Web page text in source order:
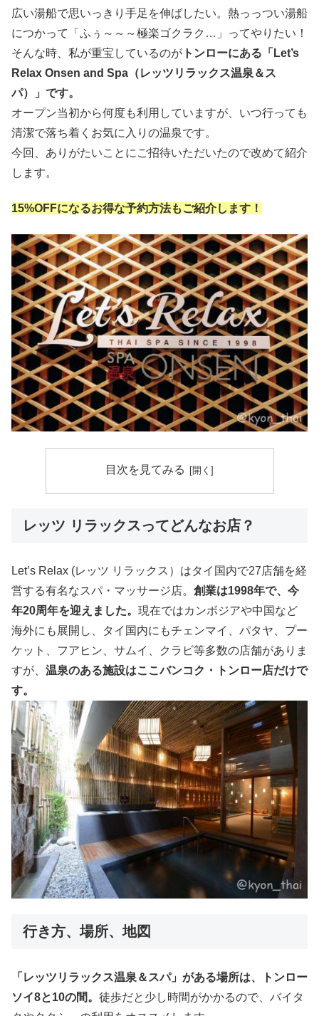
広い湯船で思いっきり手足を伸ばしたい。熱っっつい湯船
につかって「ふぅ～～～極楽ゴクラク…」ってやりたい！
そんな時、私が重宝しているのが トンローにある「Let’s
Relax Onsen and Spa（レッツリラックス温泉＆ス
パ）」です。
オープン当初から何度も利用していますが、いつ行っても
清潔で落ち着くお気に入りの温泉です。
今回、ありがたいことにご招待いただいたので改めて紹介
します。
15%OFFになるお得な予約方法もご紹介します！
目次を見てみる
レッツ リラックスってどんなお店？
Let’s Relax (レッツ リラックス）はタイ国内で27店舗を経
営する有名なスパ・マッサージ店。 創業は1998年で、今
年20周年を迎えました。 現在ではカンボジアや中国など
海外にも展開し、タイ国内にもチェンマイ、パタヤ、プー
ケット、フアヒン、サムイ、クラビ等多数の店舗がありま
すが、 温泉のある施設はここバンコク・トンロー店だけで
す。
行き方、場所、地図
「レッツリラックス温泉＆スパ」がある場所は、トンロー
ソイ8と10の間。 徒歩だと少し時間がかかるので、バイタ